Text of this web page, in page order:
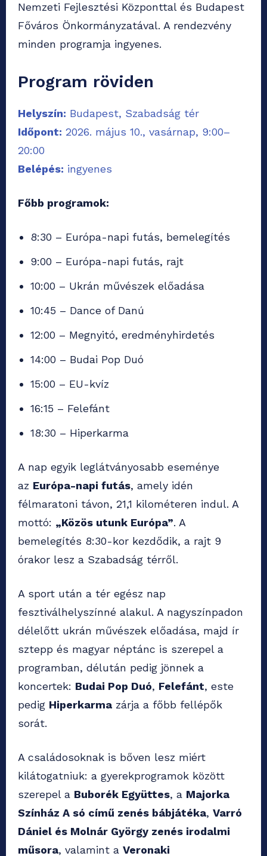
Nemzeti Fejlesztési Központtal és Budapest
Főváros Önkormányzatával. A rendezvény
minden programja ingyenes.
Program röviden
Helyszín: Budapest, Szabadság tér
Időpont: 2026. május 10., vasárnap, 9:00–
20:00
Belépés: ingyenes
Főbb programok:
8:30 – Európa-napi futás, bemelegítés
9:00 – Európa-napi futás, rajt
10:00 – Ukrán művészek előadása
10:45 – Dance of Danú
12:00 – Megnyitó, eredményhirdetés
14:00 – Budai Pop Duó
15:00 – EU-kvíz
16:15 – Felefánt
18:30 – Hiperkarma
A nap egyik leglátványosabb eseménye
az Európa-napi futás, amely idén
félmaratoni távon, 21,1 kilométeren indul. A
mottó: „Közös utunk Európa”. A
bemelegítés 8:30-kor kezdődik, a rajt 9
órakor lesz a Szabadság térről.
A sport után a tér egész nap
fesztiválhelyszínné alakul. A nagyszínpadon
délelőtt ukrán művészek előadása, majd ír
sztepp és magyar néptánc is szerepel a
programban, délután pedig jönnek a
koncertek: Budai Pop Duó, Felefánt, este
pedig Hiperkarma zárja a főbb fellépők
sorát.
A családosoknak is bőven lesz miért
kilátogatniuk: a gyerekprogramok között
szerepel a Buborék Együttes, a Majorka
Színház A só című zenés bábjátéka, Varró
Dániel és Molnár György zenés irodalmi
műsora, valamint a Veronaki